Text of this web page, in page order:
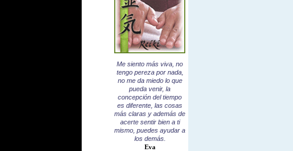
Me siento más viva, no
tengo pereza por nada,
no me da miedo lo que
pueda venir, la
concepción del tiempo
es diferente, las cosas
más claras y además de
acerte sentir bien a ti
mismo, puedes ayudar a
los demás.
Eva